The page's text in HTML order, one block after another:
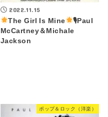
2022.11.15
The Girl Is Mine
🎙Paul
McCartney＆Michale
Jackson
ポップ＆ロック（洋楽）